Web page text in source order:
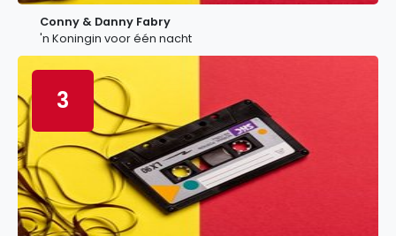
Conny & Danny Fabry
'n Koningin voor één nacht
3